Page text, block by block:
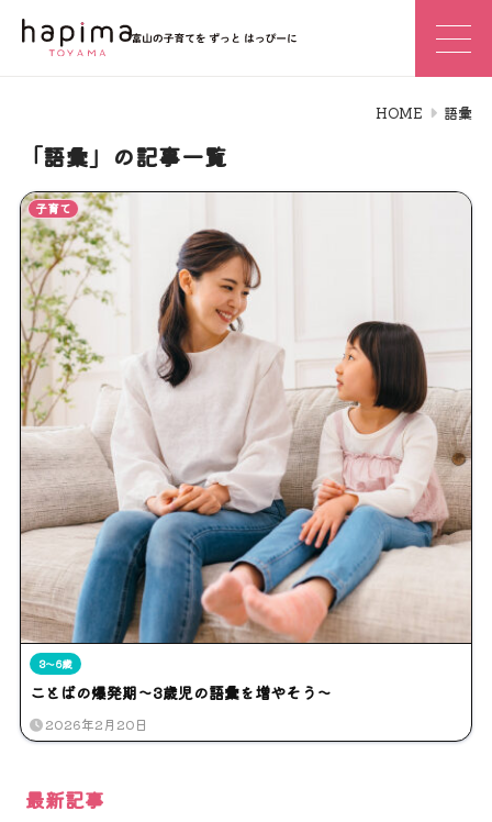
HOME 語彙
「語彙」の記事一覧
子育て
3〜6歳
2026年2月20日
ことばの爆発期～3歳児の語彙を増やそう～
最新記事